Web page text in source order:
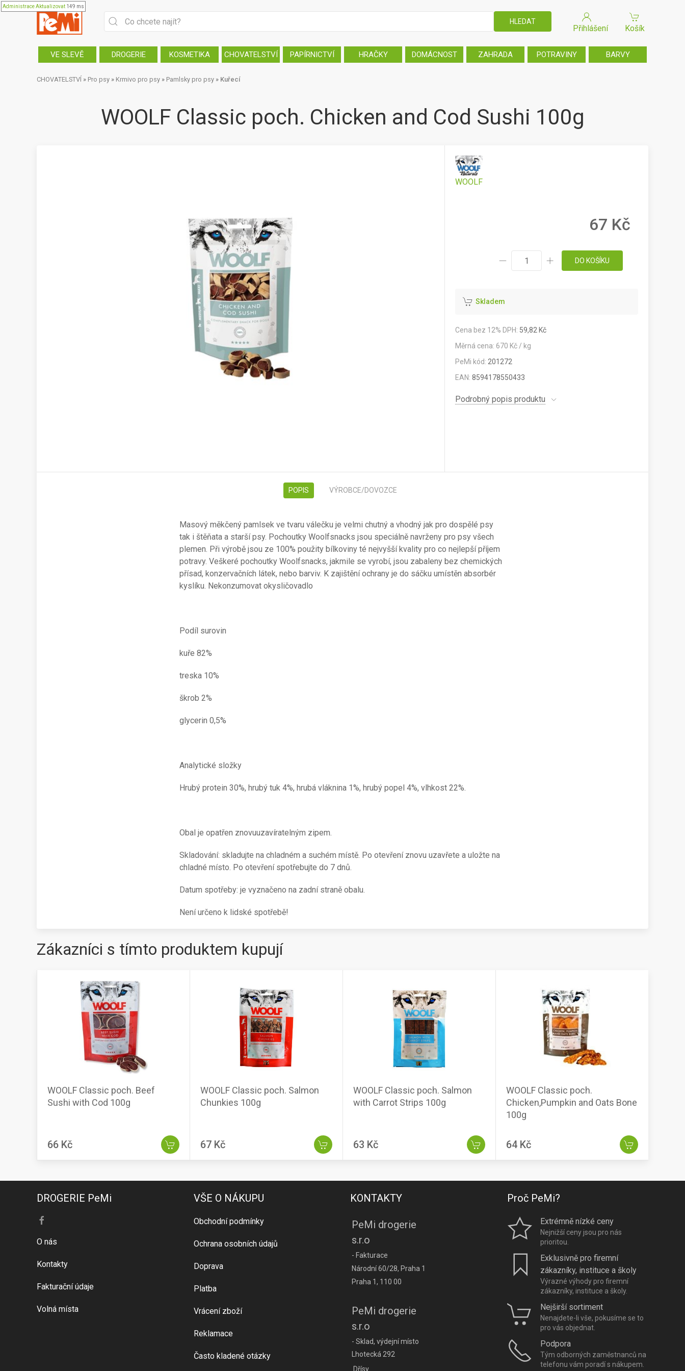
AdministraceAktualizovat 149 ms
Přihlášení Košík
VE SLEVĚ DROGERIE KOSMETIKA CHOVATELSTVÍ PAPÍRNICTVÍ HRAČKY DOMÁCNOST ZAHRADA POTRAVINY BARVY
CHOVATELSTVÍ » Pro psy » Krmivo pro psy » Pamlsky pro psy » Kuřecí
WOOLF Classic poch. Chicken and Cod Sushi 100g
WOOLF
67 Kč
DO KOŠÍKU
Skladem
Cena bez 12% DPH: 59,82 Kč
Měrná cena: 670 Kč / kg
PeMi kód: 201272
EAN:8594178550433
Podrobný popis produktu
POPIS VÝROBCE/DOVOZCE
Masový měkčený pamlsek ve tvaru válečku je velmi chutný a vhodný jak pro dospělé psy
tak i štěňata a starší psy. Pochoutky Woolfsnacks jsou speciálně navrženy pro psy všech
plemen. Při výrobě jsou ze 100% použity bílkoviny té nejvyšší kvality pro co nejlepší příjem
potravy. Veškeré pochoutky Woolfsnacks, jakmile se vyrobí, jsou zabaleny bez chemických
přísad, konzervačních látek, nebo barviv. K zajištění ochrany je do sáčku umístěn absorbér
kyslíku. Nekonzumovat okysličovadlo
Podíl surovin
kuře 82%
treska 10%
škrob 2%
glycerin 0,5%
Analytické složky
Hrubý protein 30%, hrubý tuk 4%, hrubá vláknina 1%, hrubý popel 4%, vlhkost 22%.
Obal je opatřen znovuuzavíratelným zipem.
Skladování: skladujte na chladném a suchém místě. Po otevření znovu uzavřete a uložte na
chladné místo. Po otevření spotřebujte do 7 dnů.
Datum spotřeby: je vyznačeno na zadní straně obalu.
Není určeno k lidské spotřebě!
Zákazníci s tímto produktem kupují
WOOLF Classic poch. Beef
Sushi with Cod 100g
66 Kč
WOOLF Classic poch. Salmon
Chunkies 100g
67 Kč
WOOLF Classic poch. Salmon
with Carrot Strips 100g
63 Kč
WOOLF Classic poch.
Chicken,Pumpkin and Oats Bone
100g
64 Kč
DROGERIE PeMi
O nás
Kontakty
Fakturační údaje
Volná místa
VŠE O NÁKUPU
Obchodní podmínky
Ochrana osobních údajů
Doprava
Platba
Vrácení zboží
Reklamace
Často kladené otázky
KONTAKTY
PeMi drogerie
s.r.o
- Fakturace
Národní 60/28, Praha 1
Praha 1, 110 00
PeMi drogerie
s.r.o
- Sklad, výdejní místo
Lhotecká 292
Dřísy
Proč PeMi?
Extrémně nízké ceny
Nejnižší ceny jsou pro nás
prioritou.
Exklusivně pro firemní
zákazníky, instituce a školy
Výrazné výhody pro firemní
zákazníky, instituce a školy.
Nejširší sortiment
Nenajdete-li vše, pokusíme se to
pro vás objednat.
Podpora
Tým odborných zaměstnanců na
telefonu vám poradí s nákupem.